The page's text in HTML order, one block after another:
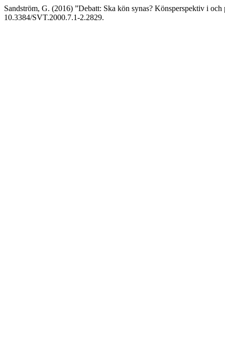
Sandström, G. (2016) ”Debatt: Ska kön synas? Könsperspektiv i
10.3384/SVT.2000.7.1-2.2829.